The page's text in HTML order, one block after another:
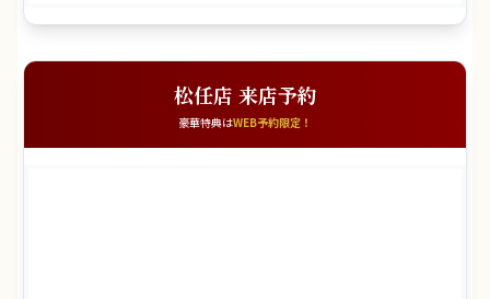
松任店 来店予約
豪華特典はWEB予約限定！